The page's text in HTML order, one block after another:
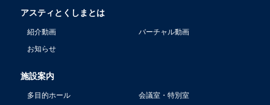
アスティとくしまとは
紹介動画
バーチャル動画
お知らせ
施設案内
多目的ホール
会議室・特別室